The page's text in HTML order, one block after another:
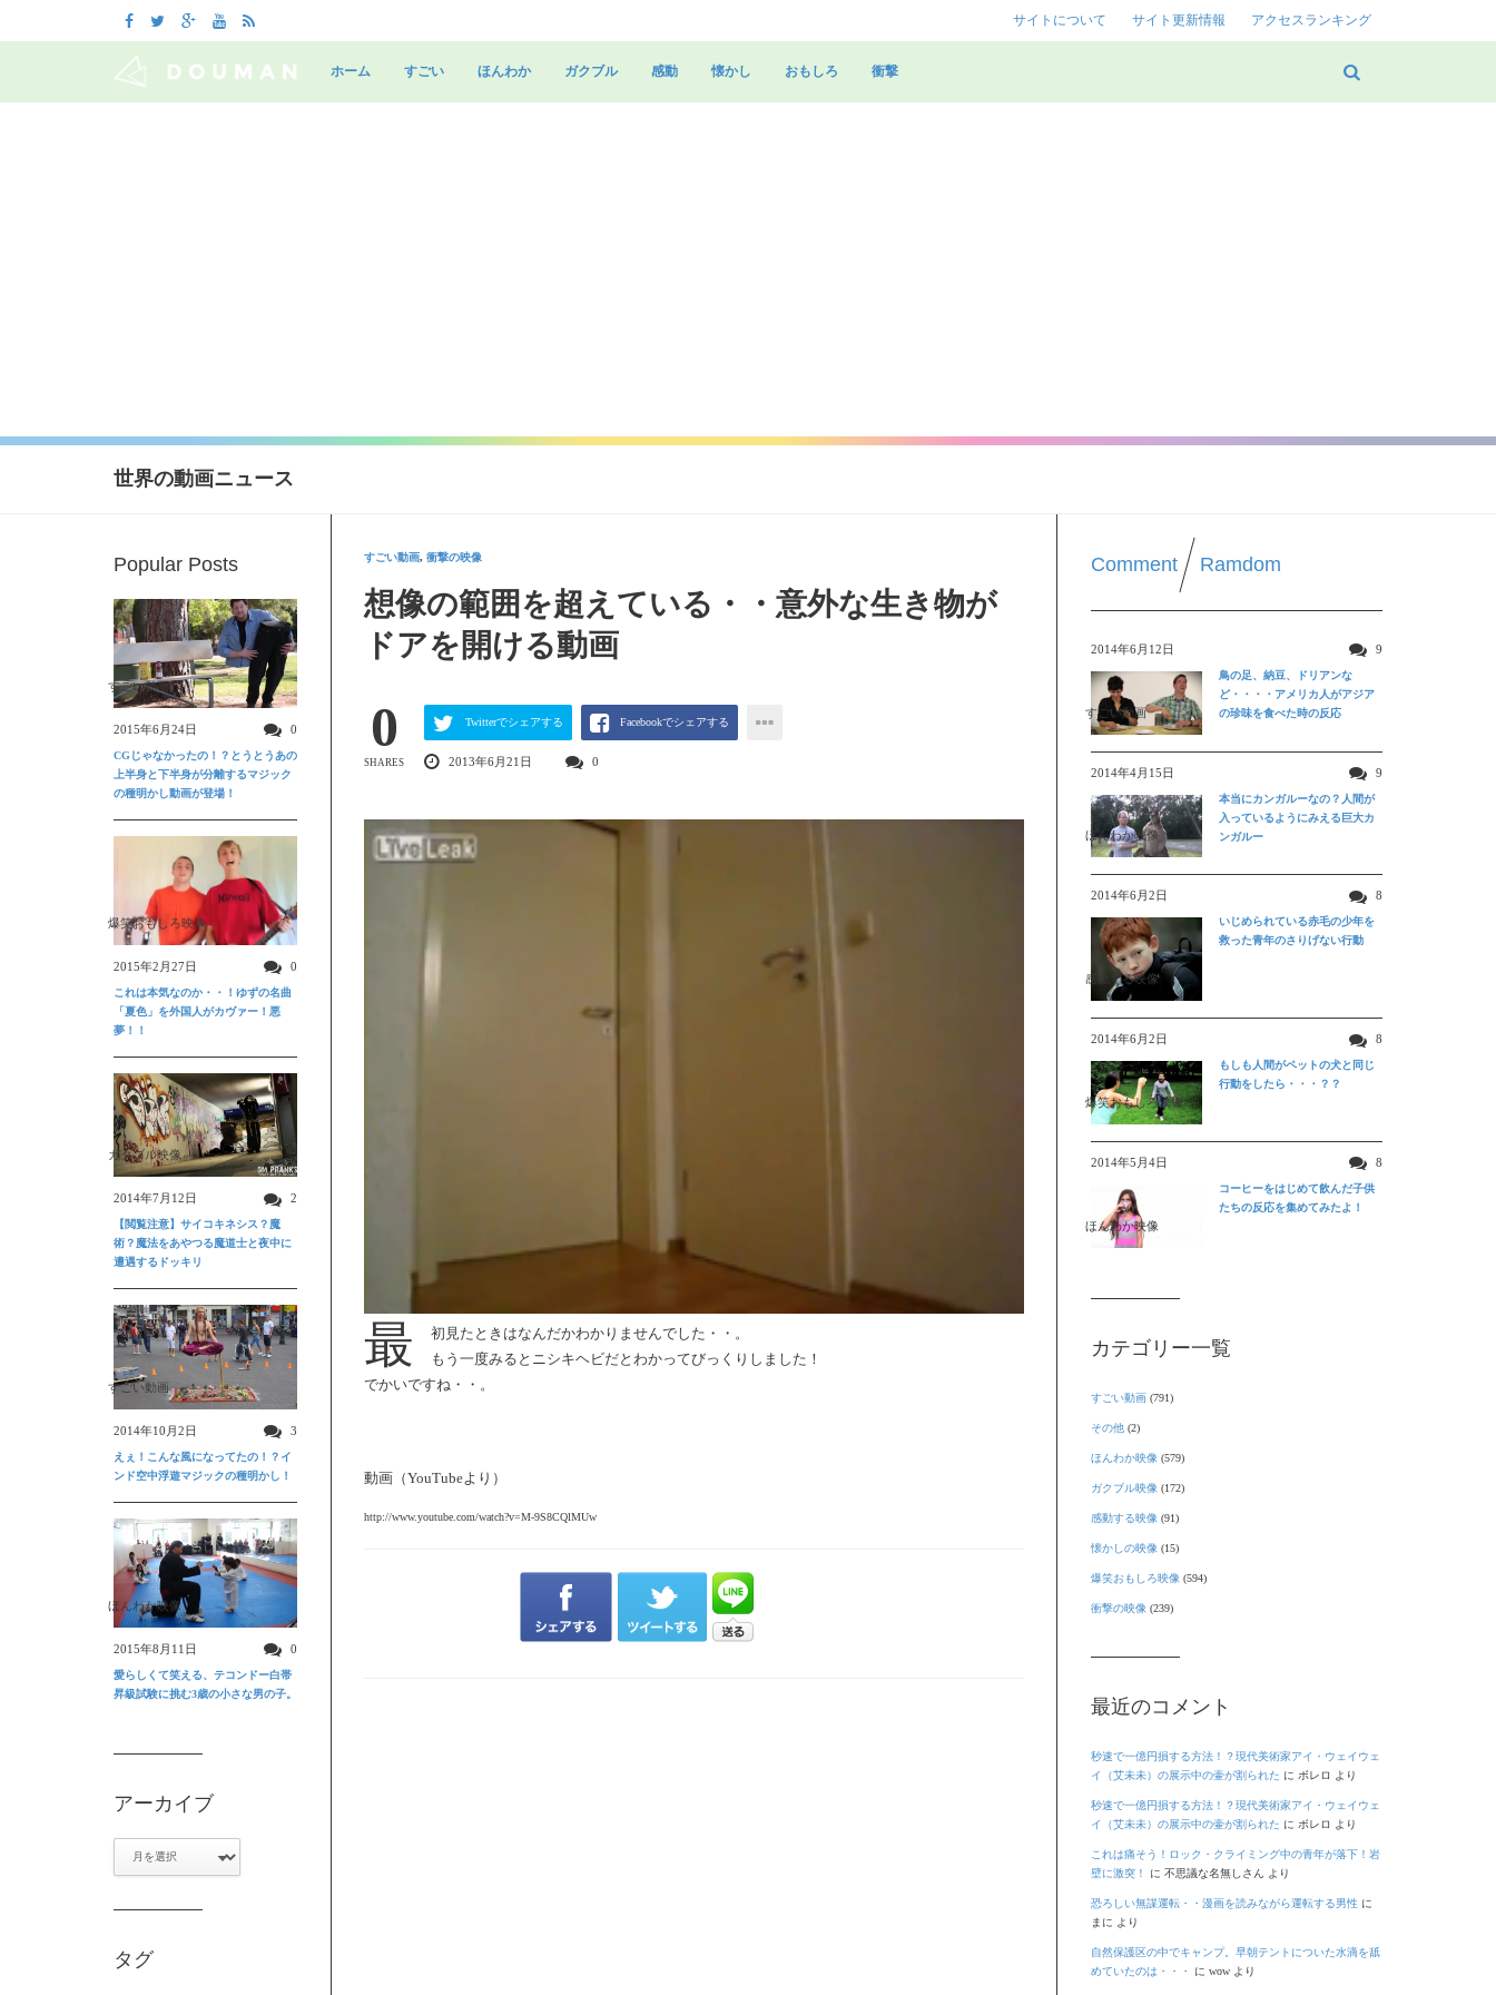
サイトについて サイト更新情報 アクセスランキング
to
ホーム すごい ほんわか ガクブル 感動 懐かし おもしろ 衝撃
世界の動画ニュース
すごい動画, 衝撃の映像
想像の範囲を超えている・・意外な生き物が
ドアを開ける動画
0
SHARES
Twitterでシェアする Facebookでシェアする
2013年6月21日 0
最
初見たときはなんだかわかりませんでした・・。
もう一度みるとニシキヘビだとわかってびっくりしました！
でかいですね・・。
動画（YouTubeより）
http://www.youtube.com/watch?v=M-9S8CQlMUw
Comment Ramdom
2014年6月12日 9
すごい動画
鳥の足、納豆、ドリアンな
ど・・・・アメリカ人がアジア
の珍味を食べた時の反応
2014年4月15日 9
ほんわか映像
本当にカンガルーなの？人間が
入っているようにみえる巨大カ
ンガルー
2014年6月2日 8
感動する映像
いじめられている赤毛の少年を
救った青年のさりげない行動
2014年6月2日 8
爆笑おもしろ映像
もしも人間がペットの犬と同じ
行動をしたら・・・？？
2014年5月4日 8
ほんわか映像
コーヒーをはじめて飲んだ子供
たちの反応を集めてみたよ！
カテゴリー一覧
すごい動画 (791)
その他 (2)
ほんわか映像 (579)
ガクブル映像 (172)
感動する映像 (91)
懐かしの映像 (15)
爆笑おもしろ映像 (594)
衝撃の映像 (239)
最近のコメント
秒速で一億円損する方法！？現代美術家アイ・ウェイウェ
イ（艾未未）の展示中の壷が割られた に ボレロ より
秒速で一億円損する方法！？現代美術家アイ・ウェイウェ
イ（艾未未）の展示中の壷が割られた に ボレロ より
これは痛そう！ロック・クライミング中の青年が落下！岩
壁に激突！
に 不思議な名無しさん より
恐ろしい無謀運転・・漫画を読みながら運転する男性に
まに より
自然保護区の中でキャンプ。早朝テントについた水滴を舐
めていたのは・・・
に wowより
Popular Posts
すごい動画
2015年6月24日 0
CGじゃなかったの！？とうとうあの
上半身と下半身が分離するマジック
の種明かし動画が登場！
爆笑おもしろ映像
2015年2月27日 0
これは本気なのか・・！ゆずの名曲
「夏色」を外国人がカヴァー！悪
夢！！
ガクブル映像
2014年7月12日 2
【閲覧注意】サイコキネシス？魔
術？魔法をあやつる魔道士と夜中に
遭遇するドッキリ
すごい動画
2014年10月2日 3
えぇ！こんな風になってたの！？イ
ンド空中浮遊マジックの種明かし！
ほんわか映像
2015年8月11日 0
愛らしくて笑える、テコンドー白帯
昇級試験に挑む3歳の小さな男の子。
アーカイブ
タグ